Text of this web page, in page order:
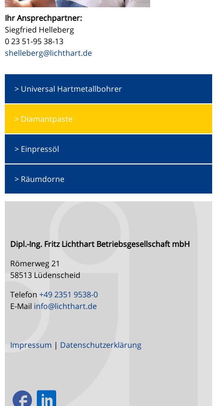
Ihr Ansprechpartner:
Siegfried Helleberg
0 23 51-95 38-13
shelleberg@lichthart.de
Universal Hartmetallbohrer
Diamantpaste
Einpressöl
Räumdorne
Dipl.-Ing. Fritz Lichthart Betriebsgesellschaft mbH
Römerweg 21
58513 Lüdenscheid
Telefon +49 2351 9538-0
E-Mail info@lichthart.de
Impressum | Datenschutzerklärung